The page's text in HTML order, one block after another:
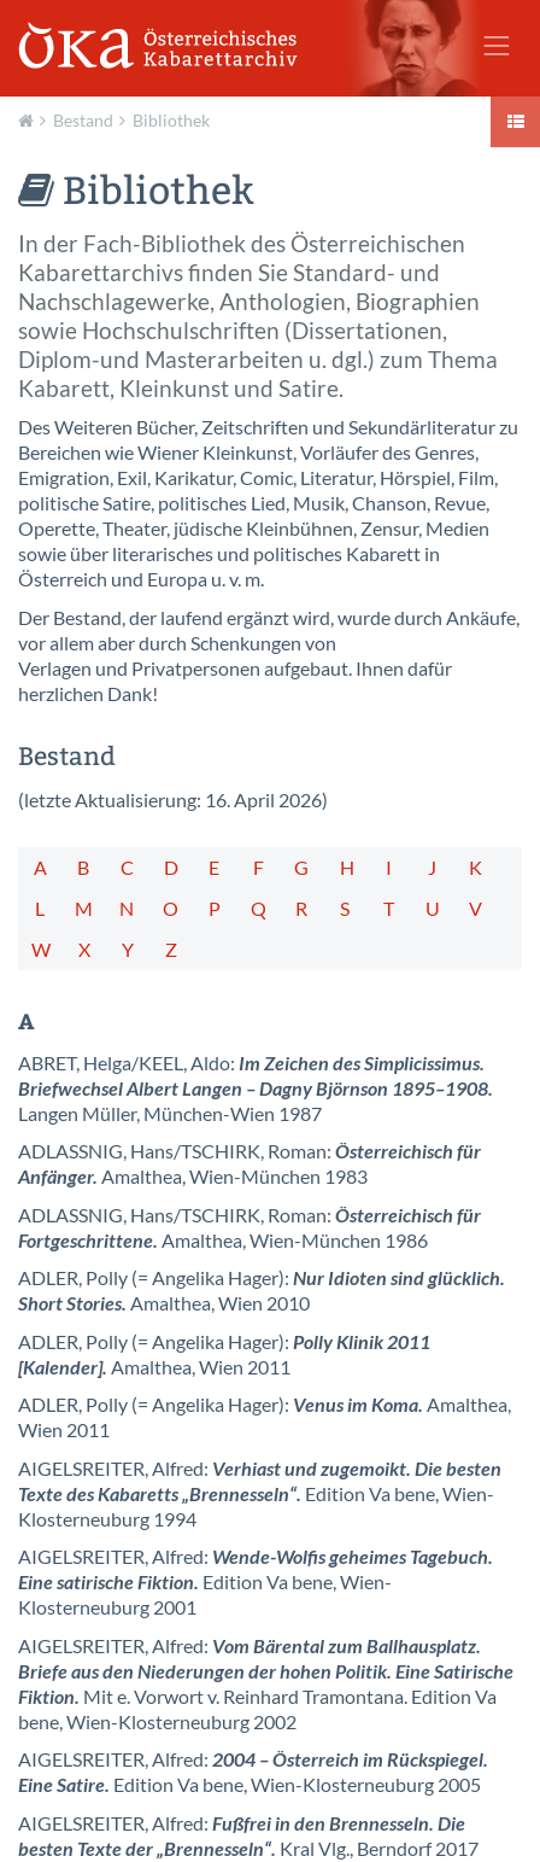
Bestand Bibliothek
Bibliothek
In der Fach-Bibliothek des Österreichischen
Kabarettarchivs finden Sie Standard- und
Nachschlagewerke, Anthologien, Biographien
sowie Hochschulschriften (Dissertationen,
Diplom-und Masterarbeiten u. dgl.) zum Thema
Kabarett, Kleinkunst und Satire.
Des Weiteren Bücher, Zeitschriften und Sekundärliteratur zu
Bereichen wie Wiener Kleinkunst, Vorläufer des Genres,
Emigration, Exil, Karikatur, Comic, Literatur, Hörspiel, Film,
politische Satire, politisches Lied, Musik, Chanson, Revue,
Operette, Theater, jüdische Kleinbühnen, Zensur, Medien
sowie über literarisches und politisches Kabarett in
Österreich und Europa u. v. m.
Der Bestand, der laufend ergänzt wird, wurde durch Ankäufe,
vor allem aber durch Schenkungen von
Verlagen und Privatpersonen aufgebaut. Ihnen dafür
herzlichen Dank!
Bestand
(letzte Aktualisierung: 16. April 2026)
A B C D E F G H I J
K
L
M N O P Q R S T U
V
W
X Y Z
A
ABRET, Helga/KEEL, Aldo: Im Zeichen des Simplicissimus.
Briefwechsel Albert Langen – Dagny Björnson 1895–1908.
Langen Müller, München-Wien 1987
ADLASSNIG, Hans/TSCHIRK, Roman: Österreichisch für
Anfänger. Amalthea,Wien-München 1983
ADLASSNIG, Hans/TSCHIRK, Roman: Österreichisch für
Fortgeschrittene. Amalthea, Wien-München 1986
ADLER, Polly (= Angelika Hager): Nur Idioten sind glücklich.
Short Stories. Amalthea, Wien 2010
ADLER, Polly (= Angelika Hager): Polly Klinik 2011
[Kalender]. Amalthea, Wien 2011
ADLER, Polly (= Angelika Hager): Venus im Koma. Amalthea,
Wien 2011
AIGELSREITER, Alfred: Verhiast und zugemoikt. Die besten
Texte des Kabaretts „Brennesseln“. Edition Va bene, Wien-
Klosterneuburg 1994
AIGELSREITER, Alfred: Wende-Wolfis geheimes Tagebuch.
Eine satirische Fiktion. Edition Va bene, Wien-
Klosterneuburg 2001
AIGELSREITER, Alfred: Vom Bärental zum Ballhausplatz.
Briefe aus den Niederungen der hohen Politik. Eine Satirische
Fiktion. Mit e. Vorwort v. Reinhard Tramontana. Edition Va
bene, Wien-Klosterneuburg 2002
AIGELSREITER, Alfred: 2004 – Österreich im Rückspiegel.
Eine Satire. Edition Va bene, Wien-Klosterneuburg 2005
AIGELSREITER, Alfred: Fußfrei in den Brennesseln. Die
besten Texte der „Brennesseln“. Kral Vlg., Berndorf 2017